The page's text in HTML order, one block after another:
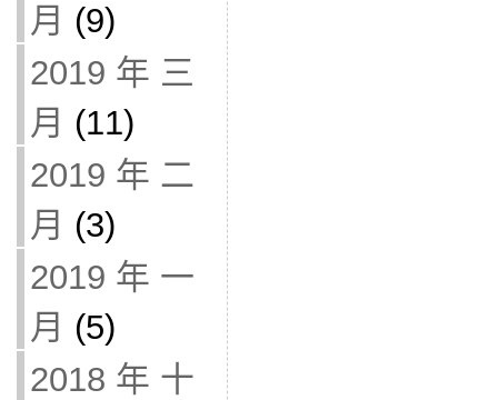
月 (9)
2019 年 三
月 (11)
2019 年 二
月 (3)
2019 年 一
月 (5)
2018 年 十